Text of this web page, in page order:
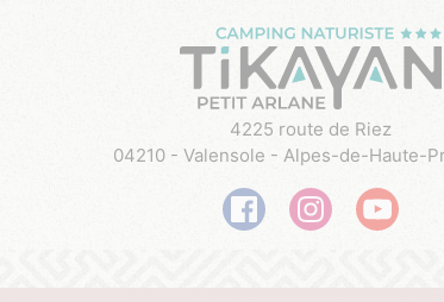
4225 route de Riez
04210 - Valensole - Alpes-de-Haute-